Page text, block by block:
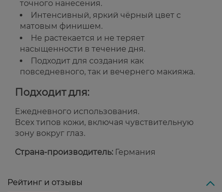
точного нанесения.
Интенсивный, яркий чёрный цвет с
матовым финишем.
Не растекается и не теряет
насыщенности в течение дня.
Подходит для создания как
повседневного, так и вечернего макияжа.
Подходит для:
Ежедневного использования.
Всех типов кожи, включая чувствительную
зону вокруг глаз.
Страна-производитель: Германия
Рейтинг и отзывы